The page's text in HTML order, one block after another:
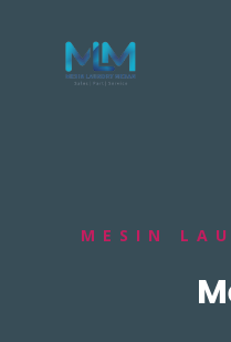
MESIN